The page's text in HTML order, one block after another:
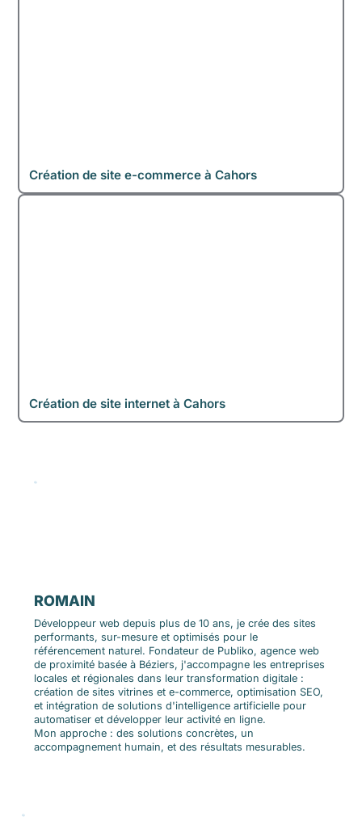
Création de site e-commerce à Cahors
Création de site internet à Cahors
ROMAIN
Développeur web depuis plus de 10 ans, je crée des sites
performants, sur-mesure et optimisés pour le
référencement naturel. Fondateur de Publiko, agence web
de proximité basée à Béziers, j'accompagne les entreprises
locales et régionales dans leur transformation digitale :
création de sites vitrines et e-commerce, optimisation SEO,
et intégration de solutions d'intelligence artificielle pour
automatiser et développer leur activité en ligne.
Mon approche : des solutions concrètes, un
accompagnement humain, et des résultats mesurables.